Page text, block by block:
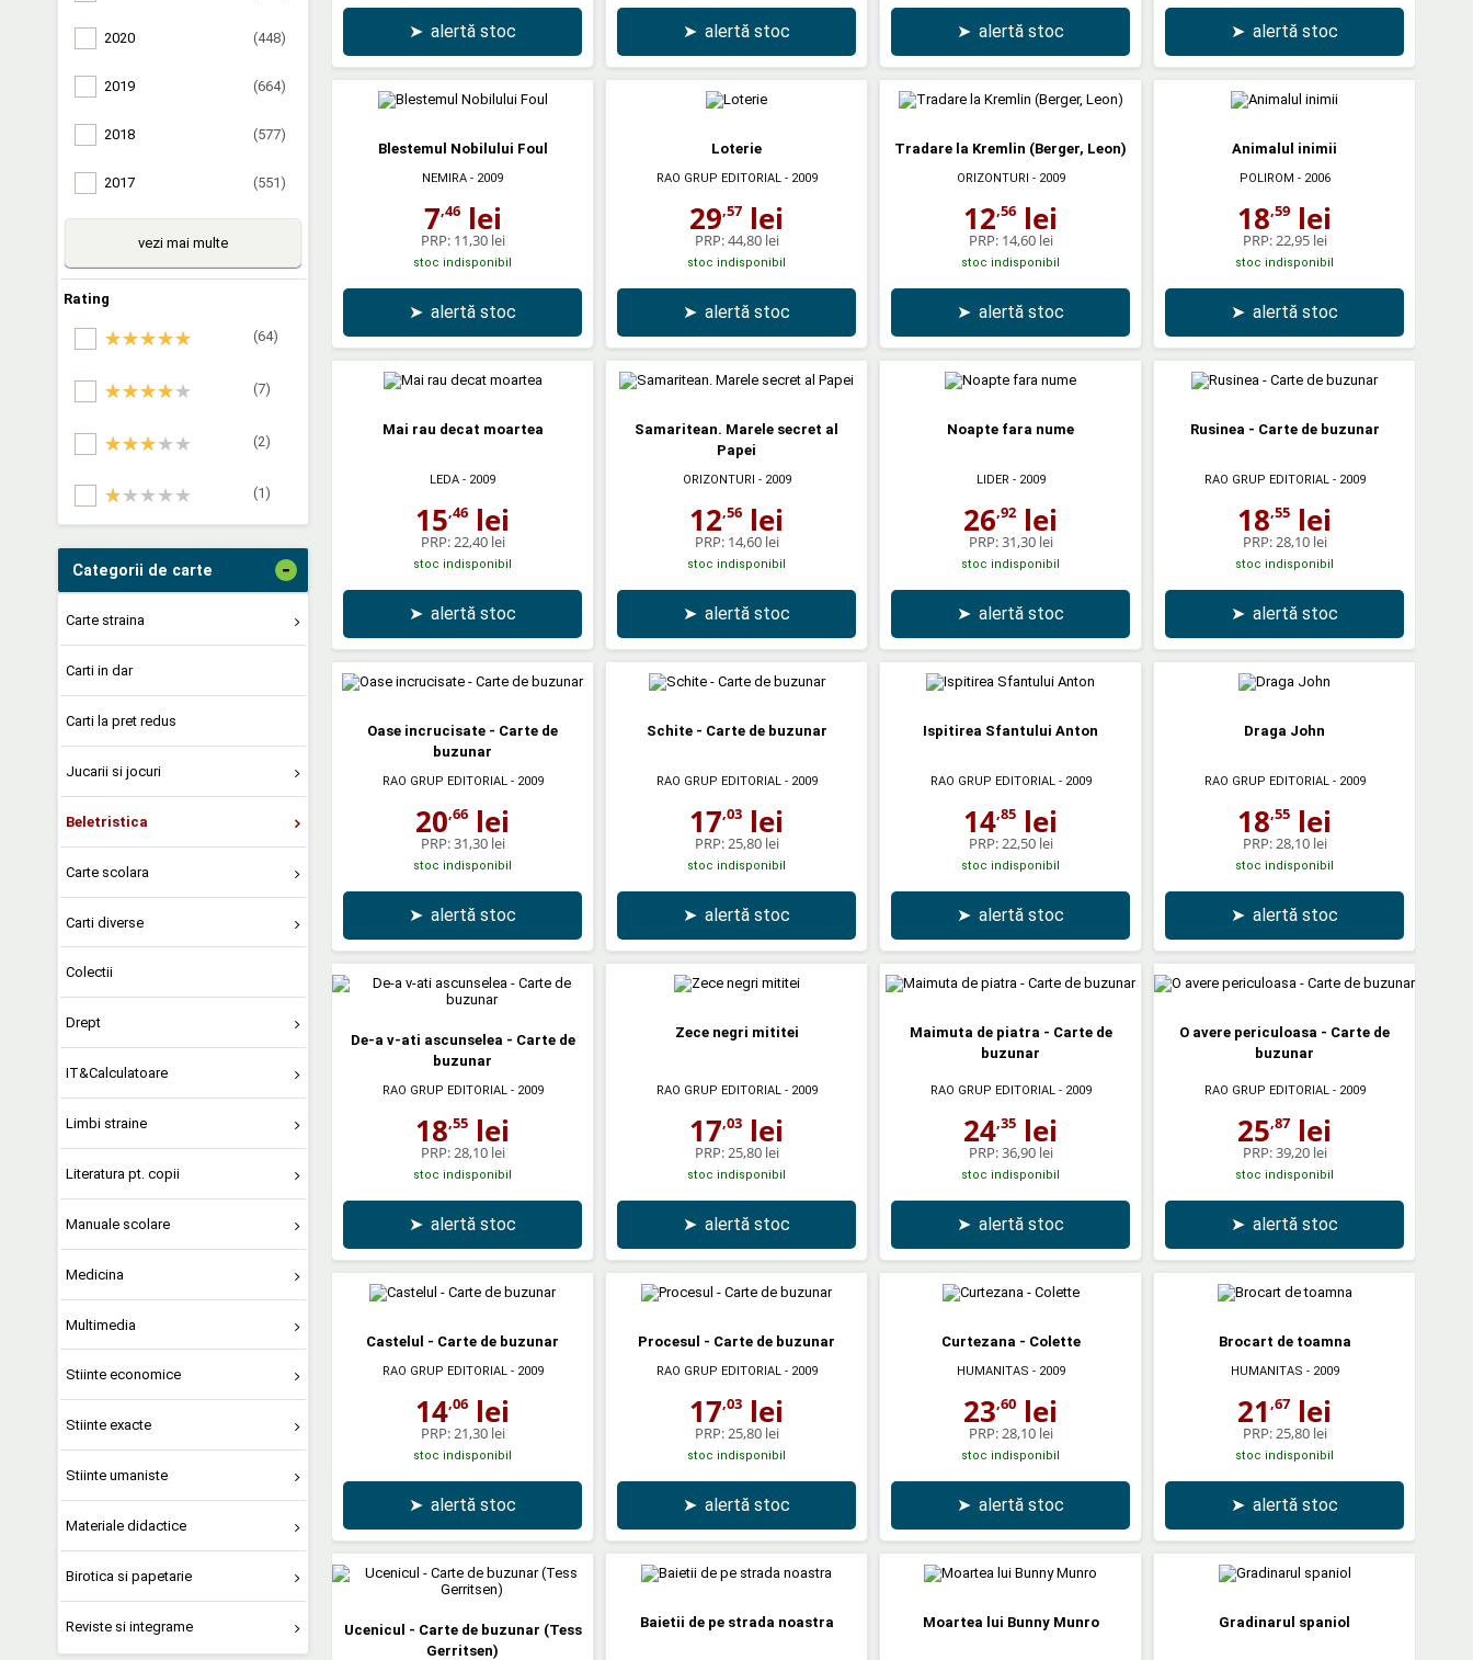
2020 (448)
2019 (664)
2018 (577)
2017 (551)
vezi mai multe
Rating
(64)
(7)
(2)
(1)
Categorii de carte -
Carte straina
Carti in dar
Carti la pret redus
Jucarii si jocuri
Beletristica
Carte scolara
Carti diverse
Colectii
Drept
IT&Calculatoare
Limbi straine
Literatura pt. copii
Manuale scolare
Medicina
Multimedia
Stiinte economice
Stiinte exacte
Stiinte umaniste
Materiale didactice
Birotica si papetarie
Reviste si integrame
➤ alertă stoc ➤ alertă stoc ➤ alertă stoc ➤ alertă stoc
Blestemul Nobilului Foul
NEMIRA - 2009
7,46lei
PRP: 11,30 lei
stoc indisponibil
➤ alertă stoc
Loterie
RAO GRUP EDITORIAL - 2009
29,57 lei
PRP:44,80 lei
stoc indisponibil
➤ alertă stoc
Tradare la Kremlin (Berger, Leon)
ORIZONTURI - 2009
12,56 lei
PRP: 14,60 lei
stoc indisponibil
➤ alertă stoc
Animalul inimii
POLIROM - 2006
18,59 lei
PRP: 22,95 lei
stoc indisponibil
➤ alertă stoc
Mai rau decat moartea
LEDA - 2009
15,46 lei
PRP: 22,40 lei
stoc indisponibil
➤ alertă stoc
Samaritean. Marele secret al
Papei
ORIZONTURI - 2009
12,56 lei
PRP: 14,60 lei
stoc indisponibil
➤ alertă stoc
Noapte fara nume
LIDER - 2009
26,92 lei
PRP:31,30 lei
stoc indisponibil
➤ alertă stoc
Rusinea - Carte de buzunar
RAO GRUP EDITORIAL - 2009
18,55 lei
PRP: 28,10 lei
stoc indisponibil
➤ alertă stoc
Oase incrucisate - Carte de
buzunar
RAO GRUP EDITORIAL - 2009
20,66 lei
PRP:31,30 lei
stoc indisponibil
➤ alertă stoc
Schite - Carte de buzunar
RAO GRUP EDITORIAL - 2009
17,03 lei
PRP: 25,80 lei
stoc indisponibil
➤ alertă stoc
Ispitirea Sfantului Anton
RAO GRUP EDITORIAL - 2009
14,85 lei
PRP: 22,50 lei
stoc indisponibil
➤ alertă stoc
Draga John
RAO GRUP EDITORIAL - 2009
18,55 lei
PRP: 28,10 lei
stoc indisponibil
➤ alertă stoc
De-a v-ati ascunselea - Carte de
buzunar
RAO GRUP EDITORIAL - 2009
18,55 lei
PRP: 28,10 lei
stoc indisponibil
➤ alertă stoc
Zece negri mititei
RAO GRUP EDITORIAL - 2009
17,03 lei
PRP: 25,80 lei
stoc indisponibil
➤ alertă stoc
Maimuta de piatra - Carte de
buzunar
RAO GRUP EDITORIAL - 2009
24,35 lei
PRP:36,90 lei
stoc indisponibil
➤ alertă stoc
O avere periculoasa - Carte de
buzunar
RAO GRUP EDITORIAL - 2009
25,87 lei
PRP:39,20 lei
stoc indisponibil
➤ alertă stoc
Castelul - Carte de buzunar
RAO GRUP EDITORIAL - 2009
14,06 lei
PRP: 21,30 lei
stoc indisponibil
➤ alertă stoc
Procesul - Carte de buzunar
RAO GRUP EDITORIAL - 2009
17,03 lei
PRP: 25,80 lei
stoc indisponibil
➤ alertă stoc
Curtezana - Colette
HUMANITAS - 2009
23,60 lei
PRP: 28,10 lei
stoc indisponibil
➤ alertă stoc
Brocart de toamna
HUMANITAS - 2009
21 ,67 lei
PRP: 25,80 lei
stoc indisponibil
➤ alertă stoc
Ucenicul - Carte de buzunar (Tess
Gerritsen)
Baietii de pe strada noastra Moartea lui Bunny Munro Gradinarul spaniol